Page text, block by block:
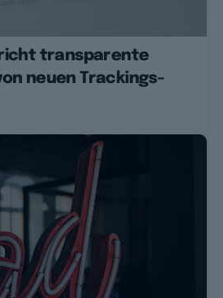
transparente
neuen Trackings-